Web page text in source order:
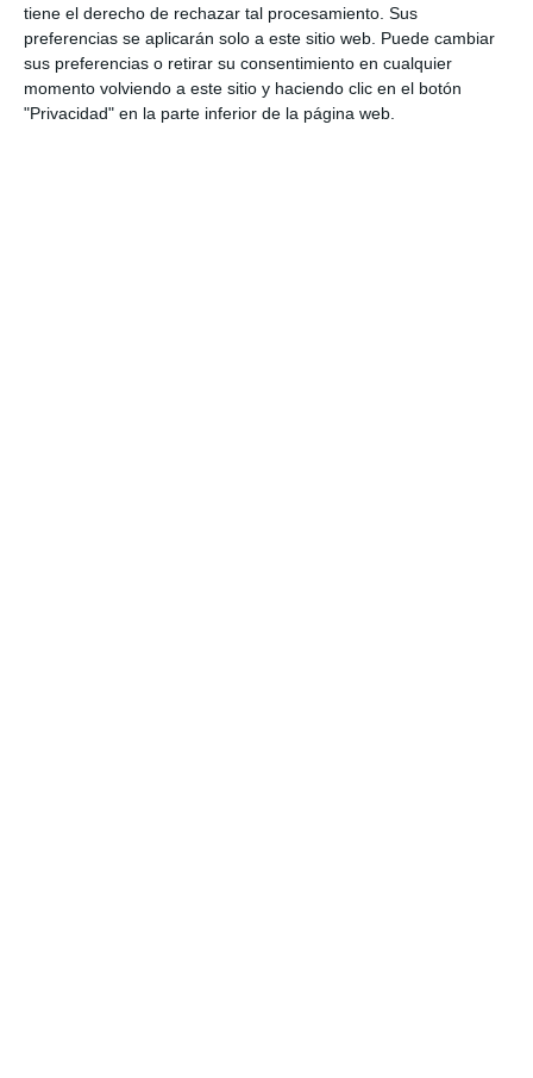
tiene el derecho de rechazar tal procesamiento. Sus
preferencias se aplicarán solo a este sitio web. Puede cambiar
sus preferencias o retirar su consentimiento en cualquier
momento volviendo a este sitio y haciendo clic en el botón
"Privacidad" en la parte inferior de la página web.
P. MURILLO | A. LAGO ACTUALIDAD
El cadete femenino del Vóley-
Mijas, campeón de España